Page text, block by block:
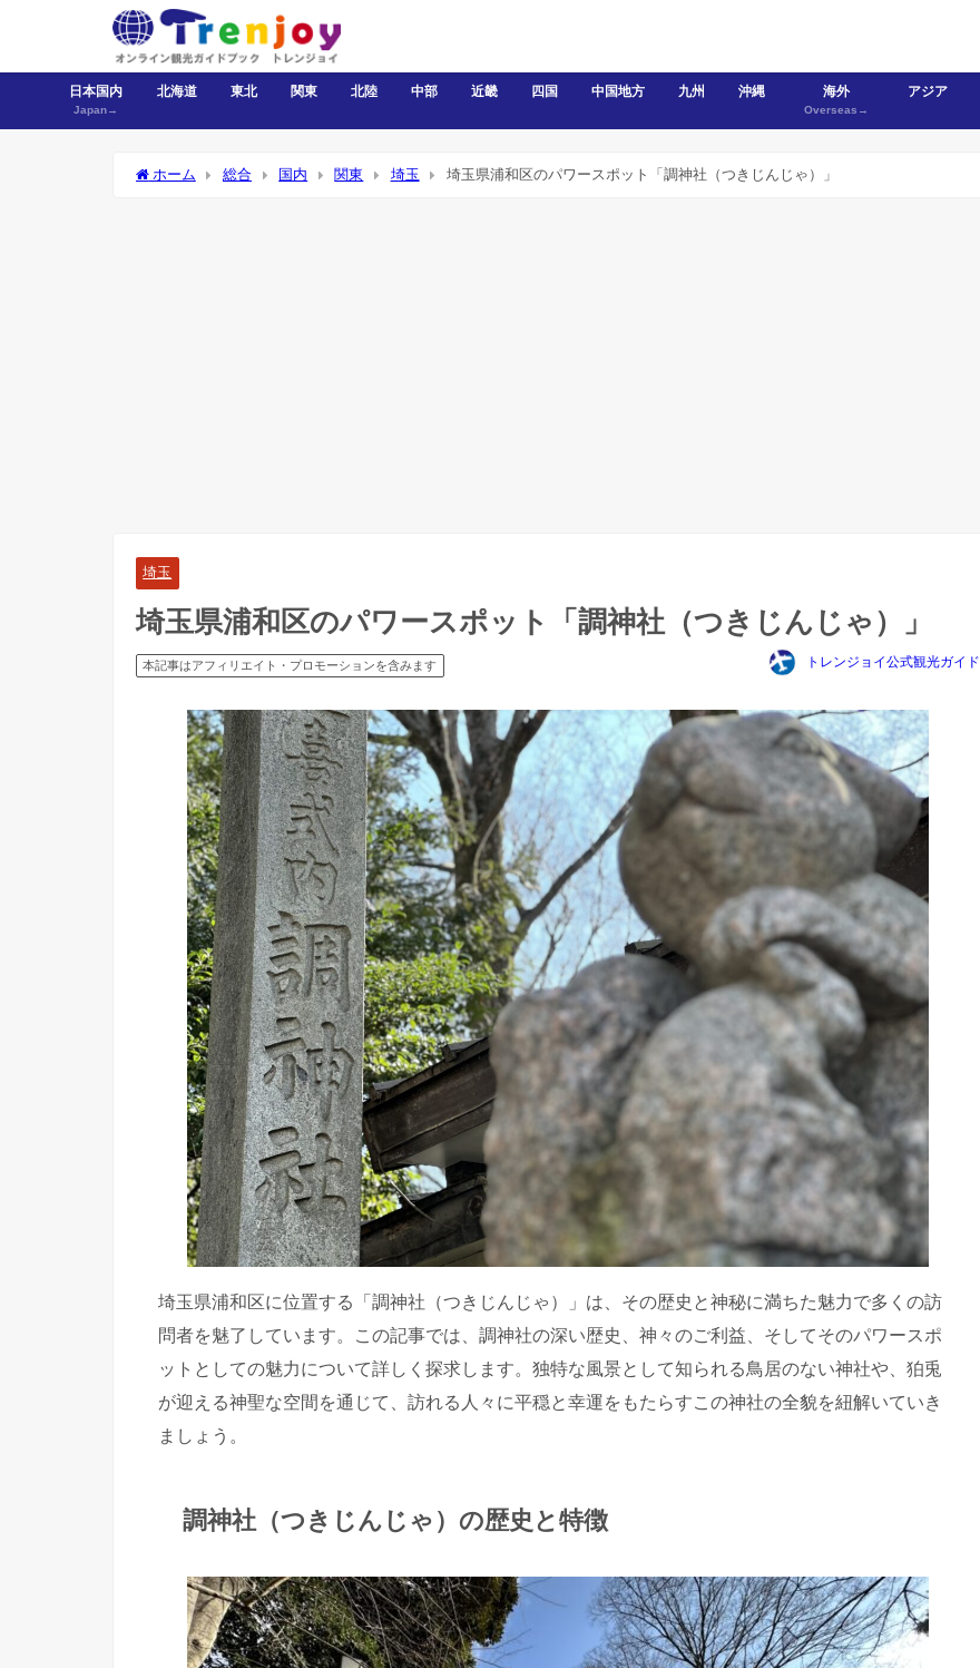
日本国内
Japan→
北海道 東北 関東 北陸 中部 近畿 四国 中国地方 九州 沖縄 海外
Overseas→
アジア
ホーム 総合 国内 関東 埼玉 埼玉県浦和区のパワースポット「調神社（つきじんじゃ）」
埼玉
埼玉県浦和区のパワースポット「調神社（つきじんじゃ）」
本記事はアフィリエイト・プロモーションを含みます トレンジョイ公式観光ガイド
埼玉県浦和区に位置する「調神社（つきじんじゃ）」は、その歴史と神秘に満ちた魅力で多くの訪
問者を魅了しています。この記事では、調神社の深い歴史、神々のご利益、そしてそのパワースポ
ットとしての魅力について詳しく探求します。独特な風景として知られる鳥居のない神社や、狛兎
が迎える神聖な空間を通じて、訪れる人々に平穏と幸運をもたらすこの神社の全貌を紐解いていき
ましょう。
調神社（つきじんじゃ）の歴史と特徴